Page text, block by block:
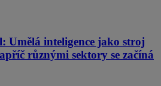
Umělá inteligence jako stroj
různými sektory se začíná